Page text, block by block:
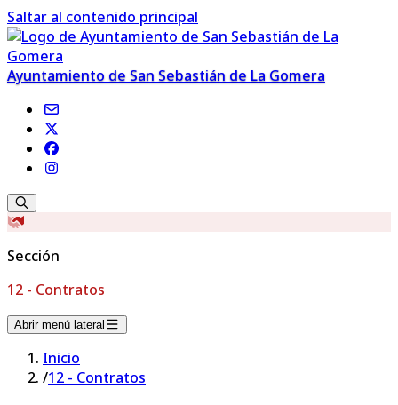
Saltar al contenido principal
Ayuntamiento de San Sebastián de La Gomera
Sección
12 - Contratos
Abrir menú lateral
Inicio
/12 - Contratos